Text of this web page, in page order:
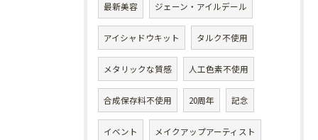
最新美容 ジェーン・アイルデール
アイシャドウキット タルク不使用
メタリックな質感 人工色素不使用
合成保存料不使用 20周年 記念
イベント メイクアップアーティスト